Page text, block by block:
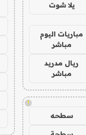
يلا شوت
مباريات اليوم
مباشر
ريال مدريد
مباشر
!
سطحه